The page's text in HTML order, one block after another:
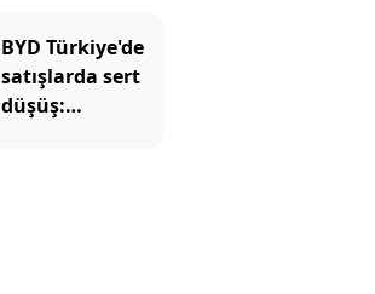
BYD Türkiye'de
satışlarda sert
düşüş: